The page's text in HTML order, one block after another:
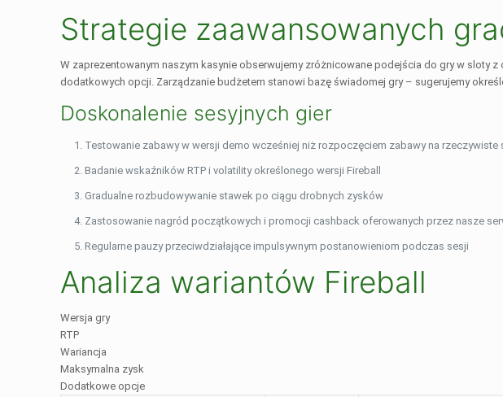
Strategie zaawansowanych
W zaprezentowanym naszym kasynie obserwujemy zróżnicowane podejścia do gry w sloty
dodatkowych opcji. Zarządzanie budżetem stanowi bazę świadomej gry – sugerujemy
Doskonalenie sesyjnych gier
Testowanie zabawy w wersji demo wcześniej niż rozpoczęciem zabawy na rzeczywiste
Badanie wskaźników RTP i volatility określonego wersji Fireball
Gradualne rozbudowywanie stawek po ciągu drobnych zysków
Zastosowanie nagród początkowych i promocji cashback oferowanych przez nasze
Regularne pauzy przeciwdziałające impulsywnym postanowieniom podczas sesji
Analiza wariantów Fireball
Wersja gry
RTP
Wariancja
Maksymalna zysk
Dodatkowe opcje